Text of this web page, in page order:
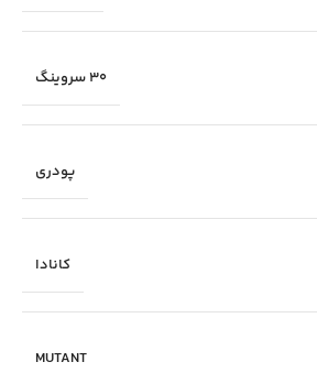
30 سروینگ
پودری
کانادا
MUTANT